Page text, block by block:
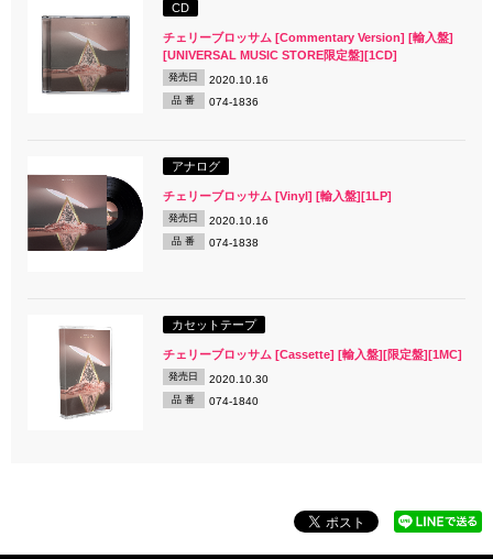
CD
チェリーブロッサム [Commentary Version] [輸入盤]
[UNIVERSAL MUSIC STORE限定盤][1CD]
発売日 2020.10.16
品 番 074-1836
アナログ
チェリーブロッサム [Vinyl] [輸入盤][1LP]
発売日 2020.10.16
品 番 074-1838
カセットテープ
チェリーブロッサム [Cassette] [輸入盤][限定盤][1MC]
発売日 2020.10.30
品 番 074-1840